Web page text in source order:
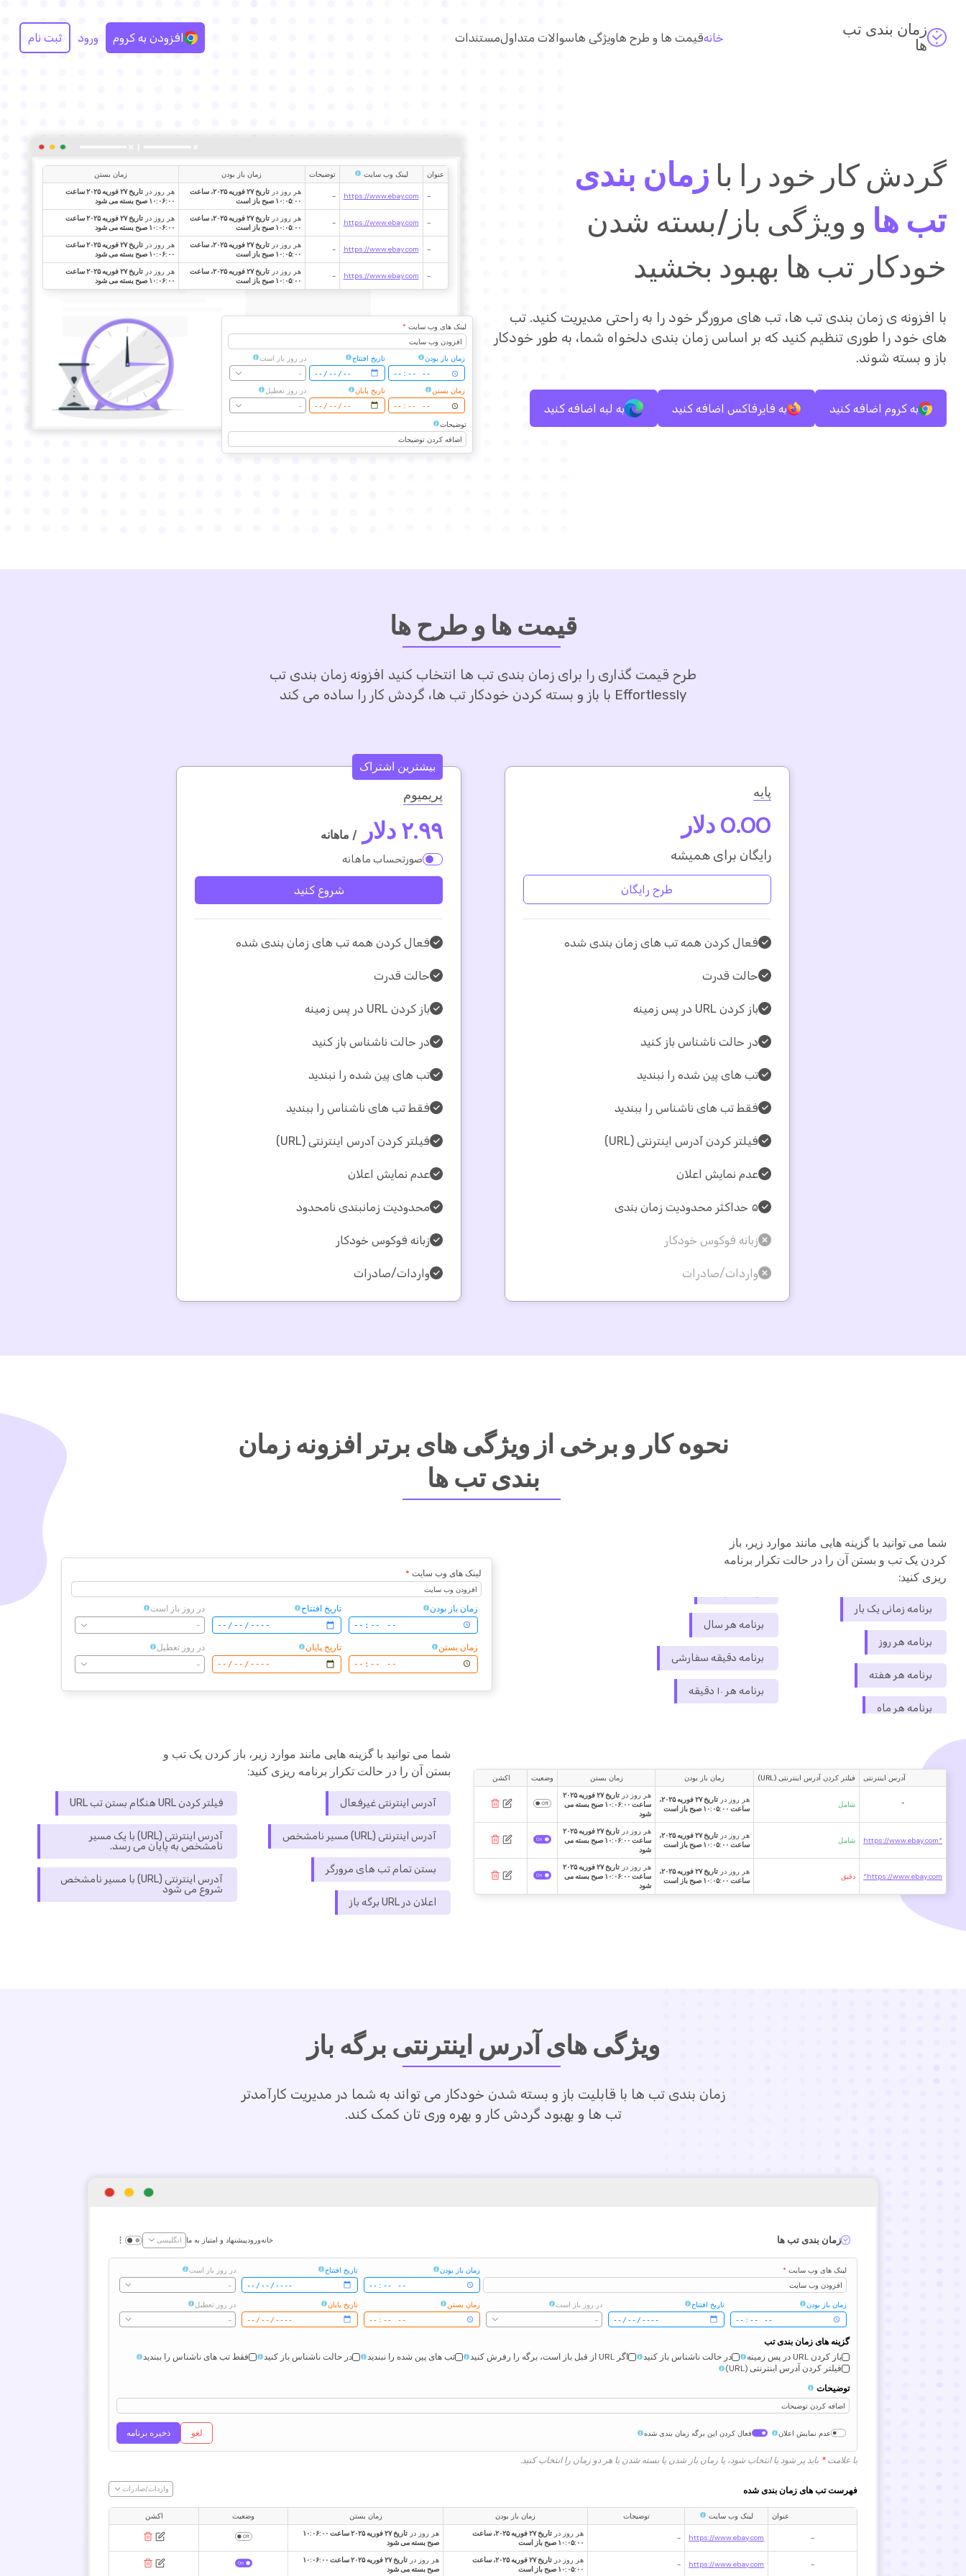
زمان بندی تب
ها خانهقیمت ها و طرح هاویژگی هاسوالات متداولمستندات افزودن به کروم ورود ثبت نام
گردش کار خود را با زمان بندی
تب ها و ویژگی باز/بسته شدن
خودکار تب ها بهبود بخشید
با افزونه ی زمان بندی تب ها، تب های مرورگر خود را به راحتی مدیریت کنید. تب
های خود را طوری تنظیم کنید که بر اساس زمان بندی دلخواه شما، به طور خودکار
باز و بسته شوند.
به کروم اضافه کنید به فایرفاکس اضافه کنید به لبه اضافه کنید
عنوان لینک وب سایت توضیحات زمان باز بودن زمان بستن
-
https://www.ebay.com
- هر روز در
تاریخ ۲۷ فوریه ۲۰۲۵، ساعت
۱۰:۰۵:۰۰ صبح باز است
هر روز در
تاریخ ۲۷ فوریه ۲۰۲۵ ساعت
۱۰:۰۶:۰۰ صبح بسته می شود
-
https://www.ebay.com
- هر روز در
تاریخ ۲۷ فوریه ۲۰۲۵، ساعت
۱۰:۰۵:۰۰ صبح باز است
هر روز در
تاریخ ۲۷ فوریه ۲۰۲۵ ساعت
۱۰:۰۶:۰۰ صبح بسته می شود
-
https://www.ebay.com
- هر روز در
تاریخ ۲۷ فوریه ۲۰۲۵، ساعت
۱۰:۰۵:۰۰ صبح باز است
هر روز در
تاریخ ۲۷ فوریه ۲۰۲۵ ساعت
۱۰:۰۶:۰۰ صبح بسته می شود
-
https://www.ebay.com
- هر روز در
تاریخ ۲۷ فوریه ۲۰۲۵، ساعت
۱۰:۰۵:۰۰ صبح باز است
هر روز در
تاریخ ۲۷ فوریه ۲۰۲۵ ساعت
۱۰:۰۶:۰۰ صبح بسته می شود
لینک های وب سایت *
افزودن وب سایت
زمان باز بودن
تاریخ افتتاح
در روز باز است
-
زمان بستن
تاریخ پایان
در روز تعطیل
-
توضیحات
اضافه کردن توضیحات
قیمت ها و طرح ها
طرح قیمت گذاری را برای زمان بندی تب ها انتخاب کنید افزونه زمان بندی تب
Effortlessly با باز و بسته کردن خودکار تب ها، گردش کار را ساده می کند
پایه
0.00 دلار
رایگان برای همیشه
طرح رایگان
فعال کردن همه تب های زمان بندی شده
حالت قدرت
باز کردن URL در پس زمینه
در حالت ناشناس باز کنید
تب های پین شده را نبندید
فقط تب های ناشناس را ببندید
فیلتر کردن آدرس اینترنتی (URL)
عدم نمایش اعلان
۵ حداکثر محدودیت زمان بندی
زبانه فوکوس خودکار
واردات/صادرات
پریمیوم
بیشترین اشتراک
۲.۹۹ دلار / ماهانه
صورتحساب ماهانه
شروع کنید
فعال کردن همه تب های زمان بندی شده
حالت قدرت
باز کردن URL در پس زمینه
در حالت ناشناس باز کنید
تب های پین شده را نبندید
فقط تب های ناشناس را ببندید
فیلتر کردن آدرس اینترنتی (URL)
عدم نمایش اعلان
محدودیت زمانبندی نامحدود
زبانه فوکوس خودکار
واردات/صادرات
نحوه کار و برخی از ویژگی های برتر افزونه زمان
بندی تب ها
شما می توانید با گزینه هایی مانند موارد زیر، باز
کردن یک تب و بستن آن را در حالت تکرار برنامه
ریزی کنید:
برنامه زمانی یک بار
برنامه هر روز
برنامه هر هفته
برنامه هر ماه
برنامه هر سال
برنامه دقیقه سفارشی
برنامه هر ۱۰ دقیقه
لینک های وب سایت *
افزودن وب سایت
زمان باز بودن تاریخ افتتاح در روز باز است
-
زمان بستن تاریخ پایان در روز تعطیل
-
شما می توانید با گزینه هایی مانند موارد زیر، باز کردن یک تب و
بستن آن را در حالت تکرار برنامه ریزی کنید:
آدرس اینترنتی غیرفعال
آدرس اینترنتی (URL) مسیر نامشخص
بستن تمام تب های مرورگر
اعلان در URL برگه باز
فیلتر کردن URL هنگام بستن تب URL
آدرس اینترنتی (URL) با یک مسیر
نامشخص به پایان می رسد.
آدرس اینترنتی (URL) با مسیر نامشخص
شروع می شود
آدرس اینترنتی فیلتر کردن آدرس اینترنتی (URL) زمان باز بودن زمان بستن وضعیت اکشن
* شامل
هر روز در
تاریخ ۲۷ فوریه ۲۰۲۵،
ساعت ۱۰:۰۵:۰۰ صبح باز است
هر روز در
تاریخ ۲۷ فوریه ۲۰۲۵
ساعت ۱۰:۰۶:۰۰ صبح بسته می
شود
*https://www.ebay.com شامل
هر روز در
تاریخ ۲۷ فوریه ۲۰۲۵،
ساعت ۱۰:۰۵:۰۰ صبح باز است
هر روز در
تاریخ ۲۷ فوریه ۲۰۲۵
ساعت ۱۰:۰۶:۰۰ صبح بسته می
شود
https://www.ebay.com* دقیق
هر روز در
تاریخ ۲۷ فوریه ۲۰۲۵،
ساعت ۱۰:۰۵:۰۰ صبح باز است
هر روز در
تاریخ ۲۷ فوریه ۲۰۲۵
ساعت ۱۰:۰۶:۰۰ صبح بسته می
شود
ویژگی های آدرس اینترنتی برگه باز
زمان بندی تب ها با قابلیت باز و بسته شدن خودکار می تواند به شما در مدیریت کارآمدتر
تب ها و بهبود گردش کار و بهره وری تان کمک کند.
زمان بندی تب ها خانهورودپیشنهاد و امتیاز به ما انگلیسی
لینک های وب سایت *
افزودن وب سایت
زمان باز بودن تاریخ افتتاح
در روز باز است
-
زمان باز بودن تاریخ افتتاح
در روز باز است
-
زمان بستن تاریخ پایان
در روز تعطیل
-
گزینه های زمان بندی تب
باز کردن URL در پس زمینه
در حالت ناشناس باز کنید اگر URL از قبل باز است، برگه را رفرش کنید تب های پین شده را نبندید در حالت ناشناس باز کنید
فقط تب های ناشناس را ببندید
فیلتر کردن آدرس اینترنتی (URL)
توضیحات
اضافه کردن توضیحات
عدم نمایش اعلان فعال کردن این برگه زمان بندی شده لغو ذخیره برنامه
با علامت* باید پر شود یا انتخاب شود، یا زمان باز شدن یا بسته شدن یا هر دو زمان را انتخاب کنید.
فهرست تب های زمان بندی شده واردات/صادرات
عنوان لینک وب سایت توضیحات زمان باز بودن زمان بستن وضعیت اکشن
-
https://www.ebay.com
- هر روز در
تاریخ ۲۷ فوریه ۲۰۲۵، ساعت
۱۰:۰۵:۰۰ صبح باز است
هر روز در
تاریخ ۲۷ فوریه ۲۰۲۵ ساعت ۱۰:۰۶:۰۰
صبح بسته می شود
-
https://www.ebay.com
- هر روز در
تاریخ ۲۷ فوریه ۲۰۲۵، ساعت
۱۰:۰۵:۰۰ صبح باز است
هر روز در
تاریخ ۲۷ فوریه ۲۰۲۵ ساعت ۱۰:۰۶:۰۰
صبح بسته می شود